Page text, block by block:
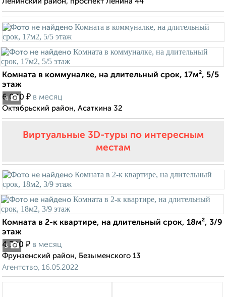
4
Комната в коммуналке, на длительный срок, 17м², 5/5
этаж
6 000 ₽ в месяц
Октябрьский район, Асаткина 32
Виртуальные 3D-туры по интересным
местам
3
Комната в 2-к квартире, на длительный срок, 18м², 3/9
этаж
4 300 ₽ в месяц
Фрунзенский район, Безыменского 13
Агентство, 16.05.2022